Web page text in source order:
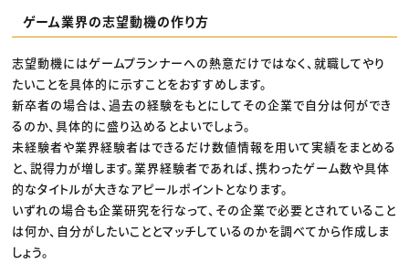
ゲーム業界の志望動機の作り方
志望動機にはゲームプランナーへの熱意だけではなく、就職してやり
たいことを具体的に示すことをおすすめします。
新卒者の場合は、過去の経験をもとにしてその企業で自分は何ができ
るのか、具体的に盛り込めるとよいでしょう。
未経験者や業界経験者はできるだけ数値情報を用いて実績をまとめる
と、説得力が増します。業界経験者であれば、携わったゲーム数や具体
的なタイトルが大きなアピールポイントとなります。
いずれの場合も企業研究を行なって、その企業で必要とされていること
は何か、自分がしたいこととマッチしているのかを調べてから作成しま
しょう。